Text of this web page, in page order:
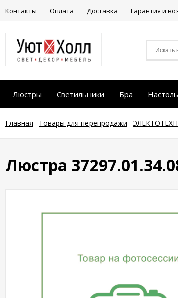
Контакты Оплата Доставка Гарантия и
Люстры Светильники Бра
Главная - Товары для перепродажи -
Люстра